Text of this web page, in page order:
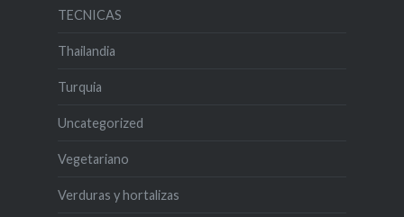
TECNICAS
Thailandia
Turquia
Uncategorized
Vegetariano
Verduras y hortalizas